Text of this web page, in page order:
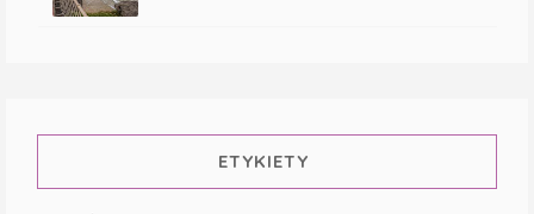
ETYKIETY